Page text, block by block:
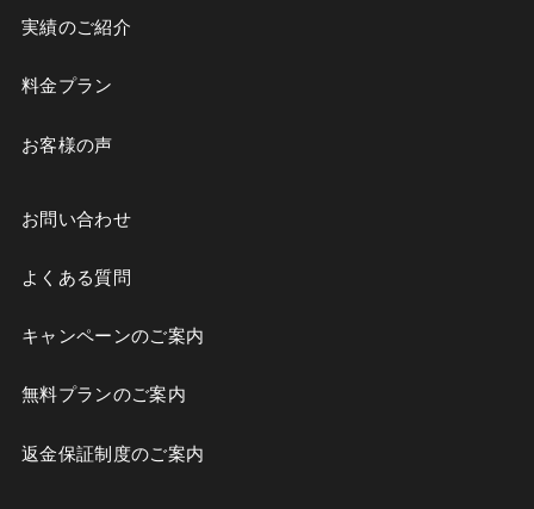
実績のご紹介
料金プラン
お客様の声
お問い合わせ
よくある質問
キャンペーンのご案内
無料プランのご案内
返金保証制度のご案内